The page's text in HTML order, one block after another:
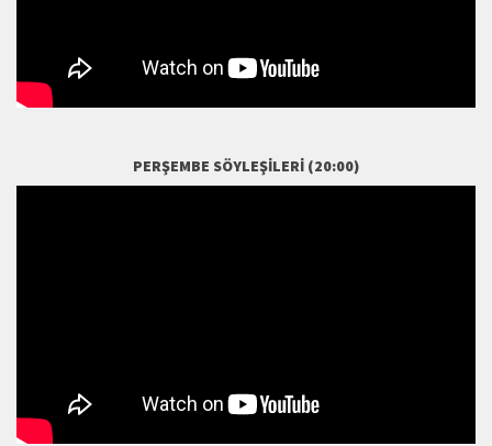
PERŞEMBE SÖYLEŞILERI (20:00)